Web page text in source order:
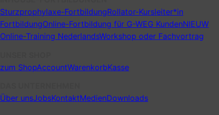
Sturzprophylaxe-FortbildungRollator-Kursleiter*in
FortbildungOnline-Fortbildung für G-WEG KundenNIEUW
Online-Training NederlandsWorkshop oder Fachvortrag
zum ShopAccountWarenkorbKasse
Über unsJobsKontaktMedienDownloads